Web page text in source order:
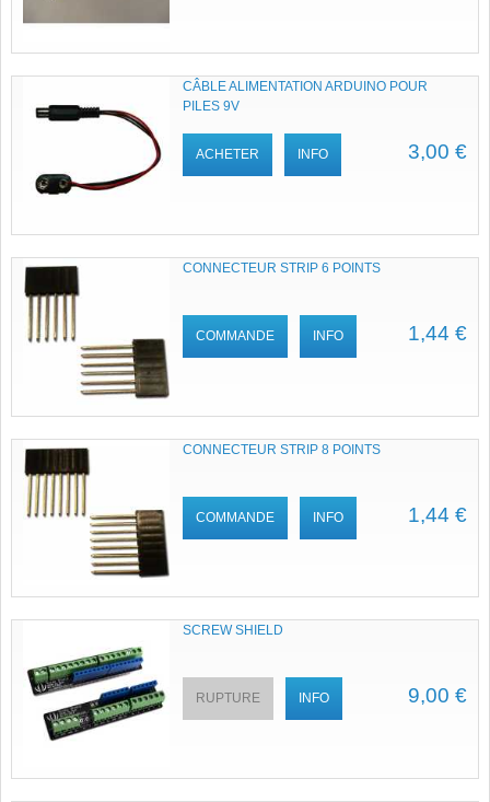
CÂBLE ALIMENTATION ARDUINO POUR
PILES 9V
3,00 €
ACHETER INFO
CONNECTEUR STRIP 6 POINTS
1,44 €
COMMANDE INFO
CONNECTEUR STRIP 8 POINTS
1,44 €
COMMANDE INFO
SCREW SHIELD
9,00 €
RUPTURE INFO